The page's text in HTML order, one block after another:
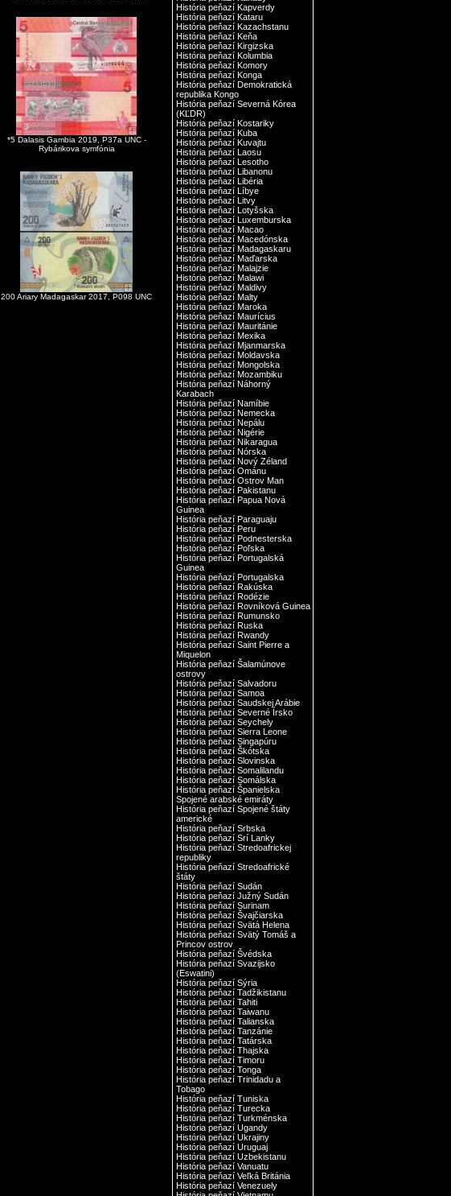
*5 Dalasis Gambia 2019, P37a UNC -
Rybárikova symfónia
200 Ariary Madagaskar 2017, P098 UNC
História peňazí Kapverdy
História peňazí Kataru
História peňazí Kazachstanu
História peňazí Keňa
História peňazí Kirgizska
História peňazí Kolumbia
História peňazí Komory
História peňazí Konga
História peňazí Demokratická
republika Kongo
História peňazí Severná Kórea
(KĽDR)
História peňazí Kostariky
História peňazí Kuba
História peňazí Kuvajtu
História peňazí Laosu
História peňazí Lesotho
História peňazí Libanonu
História peňazí Libéria
História peňazí Líbye
História peňazí Litvy
História peňazí Lotyšska
História peňazí Luxemburska
História peňazí Macao
História peňazí Macedónska
História peňazí Madagaskaru
História peňazí Maďarska
História peňazí Malajzie
História peňazí Malawi
História peňazí Maldivy
História peňazí Malty
História peňazí Maroka
História peňazí Maurícius
História peňazí Mauritánie
História peňazí Mexika
História peňazí Mjanmarska
História peňazí Moldavska
História peňazí Mongolska
História peňazí Mozambiku
História peňazí Náhorný
Karabach
História peňazí Namíbie
História peňazí Nemecka
História peňazí Nepálu
História peňazí Nigérie
História peňazí Nikaragua
História peňazí Nórska
História peňazí Nový Zéland
História peňazí Ománu
História peňazí Ostrov Man
História peňazí Pakistanu
História peňazí Papua Nová
Guinea
História peňazí Paraguaju
História peňazí Peru
História peňazí Podnesterska
História peňazí Poľska
História peňazí Portugalská
Guinea
História peňazí Portugalska
História peňazí Rakúska
História peňazí Rodézie
História peňazí Rovníková Guinea
História peňazí Rumunsko
História peňazí Ruska
História peňazí Rwandy
História peňazí Saint Pierre a
Miquelon
História peňazí Šalamúnove
ostrovy
História peňazí Salvadoru
História peňazí Samoa
História peňazí Saudskej Arábie
História peňazí Severné Írsko
História peňazí Seychely
História peňazí Sierra Leone
História peňazí Singapúru
História peňazí Škótska
História peňazí Slovinska
História peňazí Somalilandu
História peňazí Somálska
História peňazí Španielska
Spojené arabské emiráty
História peňazí Spojené štáty
americké
História peňazí Srbska
História peňazí Srí Lanky
História peňazí Stredoafrickej
republiky
História peňazí Stredoafrické
štáty
História peňazí Sudán
História peňazí Južný Sudán
História peňazí Surinam
História peňazí Švajčiarska
História peňazí Svätá Helena
História peňazí Svätý Tomáš a
Princov ostrov
História peňazí Švédska
História peňazí Svazijsko
(Eswatini)
História peňazí Sýria
História peňazí Tadžikistanu
História peňazí Tahiti
História peňazí Taiwanu
História peňazí Talianska
História peňazí Tanzánie
História peňazí Tatárska
História peňazí Thajska
História peňazí Timoru
História peňazí Tonga
História peňazí Trinidadu a
Tobago
História peňazí Tuniska
História peňazí Turecka
História peňazí Turkménska
História peňazí Ugandy
História peňazí Ukrajiny
História peňazí Uruguaj
História peňazí Uzbekistanu
História peňazí Vanuatu
História peňazí Veľká Británia
História peňazí Venezuely